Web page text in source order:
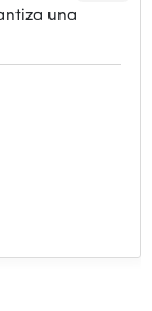
una